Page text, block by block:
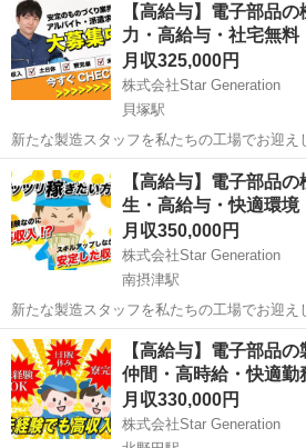
【高給与】電子部品
力・高給与・社宅無料
月収325,000円
株式会社Star Generation
貝塚駅
新たな製造スタッフを私たちの工場でお迎え
て、生産性を向上させ、最高の品質を保つこ
がない方でも、しっかりとしたサポート体制
応募ください 1.製...
大阪 貝塚市 貝塚駅 半導体 電
【高給与】電子部品
生・高給与・快適環境
月収350,000円
株式会社Star Generation
南摂津駅
新たな製造スタッフを私たちの工場でお迎え
て、生産性を向上させ、最高の品質を保つこ
がない方でも、しっかりとしたサポート体制
応募ください 1.製...
大阪 摂津市 南摂津駅 半導体
【高給与】電子部品
仲間・高時給・快適勤
月収330,000円
株式会社Star Generation